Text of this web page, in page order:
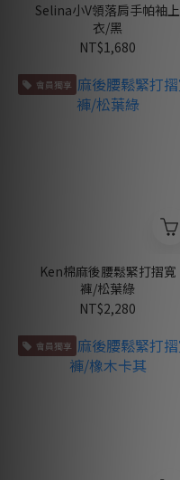
Selina小V領落肩手帕袖上
衣/黑
NT$1,680
會員獨享
Ken棉麻後腰鬆緊打摺寬
褲/松葉綠
NT$2,280
會員獨享